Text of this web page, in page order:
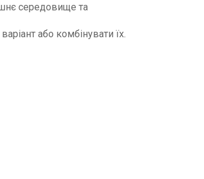
середовище та
або комбінувати їх.